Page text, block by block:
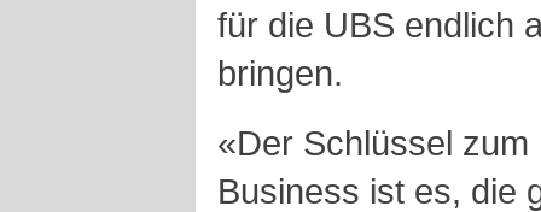
für die UBS endlich
bringen.
«Der Schlüssel
Business ist es, die